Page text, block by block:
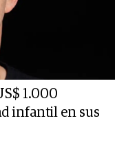
1.000
infantil en sus